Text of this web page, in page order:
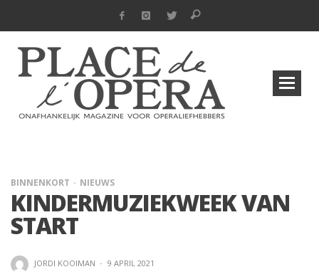
BINNENKORT NIEUWS
KINDERMUZIEKWEEK VAN
START
JORDI KOOIMAN · 9 APRIL 2021